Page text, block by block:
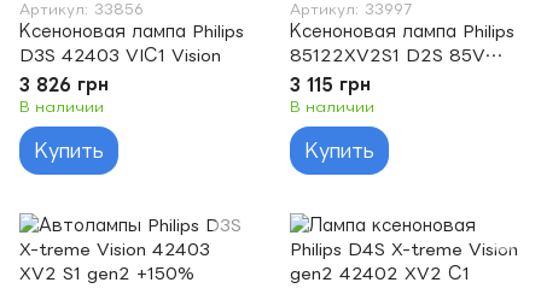
Артикул: 33856
Ксеноновая лампа Philips
D3S 42403 VIС1 Vision
3 826 грн
В наличии
Купить
Артикул: 33997
Ксеноновая лампа Philips
85122XV2S1 D2S 85V
35W P32d-2 X-
tremeVision gen2 +150%
3 115 грн
В наличии
Купить